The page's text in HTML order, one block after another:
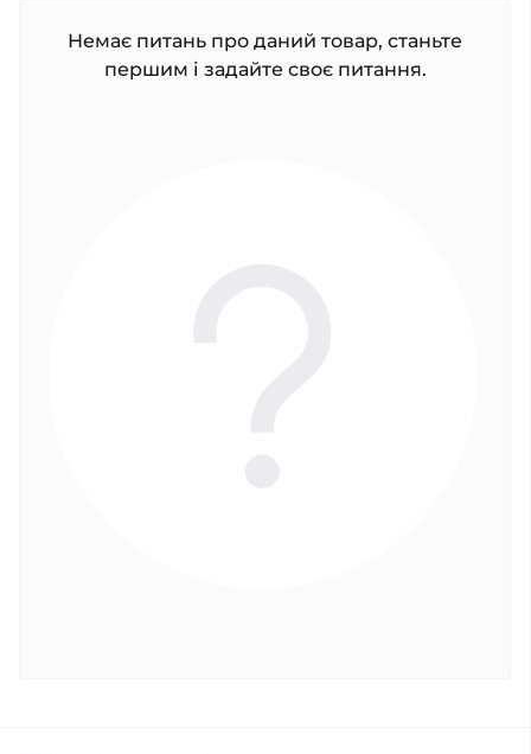
Немає питань про даний товар, станьте
першим і задайте своє питання.